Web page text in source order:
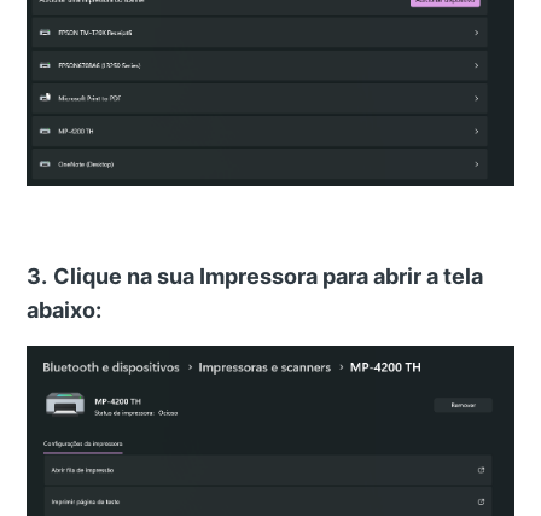
3. Clique na sua Impressora para abrir a tela
abaixo: